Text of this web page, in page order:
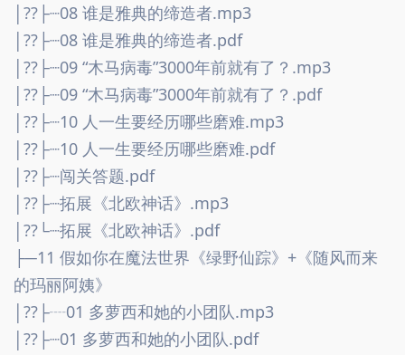
│??├┈08 谁是雅典的缔造者.mp3
│??├┈08 谁是雅典的缔造者.pdf
│??├┈09 “木马病毒”3000年前就有了？.mp3
│??├┈09 “木马病毒”3000年前就有了？.pdf
│??├┈10 人一生要经历哪些磨难.mp3
│??├┈10 人一生要经历哪些磨难.pdf
│??├┈闯关答题.pdf
│??├┈拓展《北欧神话》.mp3
│??└┈拓展《北欧神话》.pdf
├─11 假如你在魔法世界《绿野仙踪》+《随风而来
的玛丽阿姨》
│??├┈01 多萝西和她的小团队.mp3
│??├┈01 多萝西和她的小团队.pdf